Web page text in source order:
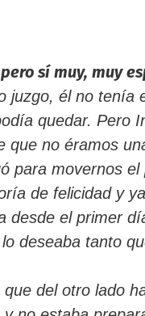
sí muy, muy
juzgo, él no tenía
quedar. Pero
que no éramos
para movernos
de felicidad y
desde el primer
deseaba tanto
del otro lado